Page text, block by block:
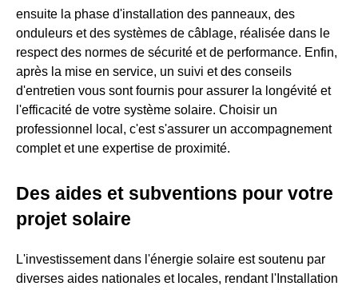
ensuite la phase d'installation des panneaux, des
onduleurs et des systèmes de câblage, réalisée dans le
respect des normes de sécurité et de performance. Enfin,
après la mise en service, un suivi et des conseils
d'entretien vous sont fournis pour assurer la longévité et
l'efficacité de votre système solaire. Choisir un
professionnel local, c'est s'assurer un accompagnement
complet et une expertise de proximité.
Des aides et subventions pour votre
projet solaire
L'investissement dans l'énergie solaire est soutenu par
diverses aides nationales et locales, rendant l'Installation